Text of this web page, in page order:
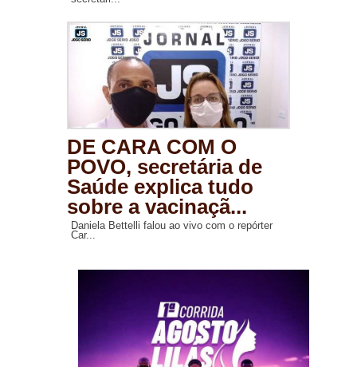
DE CARA COM O
POVO, secretária de
Saúde explica tudo
sobre a vacinaçã...
Daniela Bettelli falou ao vivo com o repórter
Car...